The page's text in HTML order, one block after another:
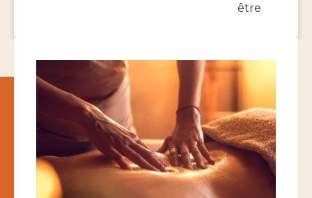
être